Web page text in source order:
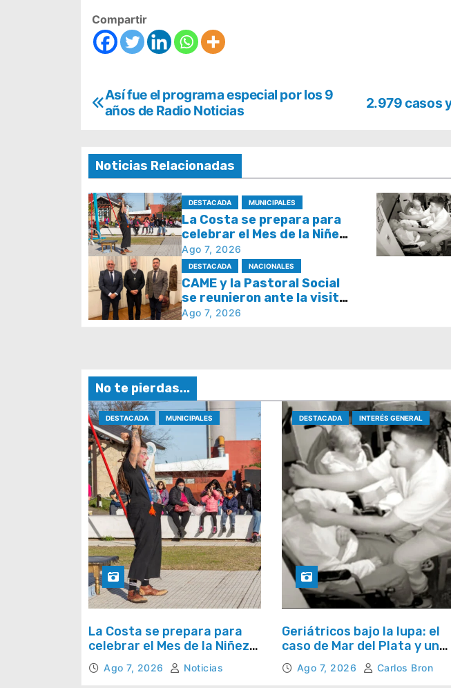
Compartir
N
v
e
g
a
c
i
ó
e
e
n
t
r
a
d
a
s
2.979 casos
Así fue el programa especial por los 9
años de Radio Noticias
Noticias Relacionadas
DESTACADA MUNICIPALES
La Costa se prepara para
celebrar el Mes de la Niñez
con juegos y espectáculos
Ago 7, 2026
DESTACADA NACIONALES
CAME y la Pastoral Social
se reunieron ante la visita
del papa León XIV y la
Ago 7, 2026
No te pierdas...
DESTACADA MUNICIPALES
La Costa se prepara para
celebrar el Mes de la Niñez
con juegos y espectáculos
Ago 7, 2026 Noticias
DESTACADA INTERÉS GENERAL
Geriátricos bajo la lupa: el
caso de Mar del Plata y una
pregunta que se repite en
todo el país
Ago 7, 2026 Carlos Bron